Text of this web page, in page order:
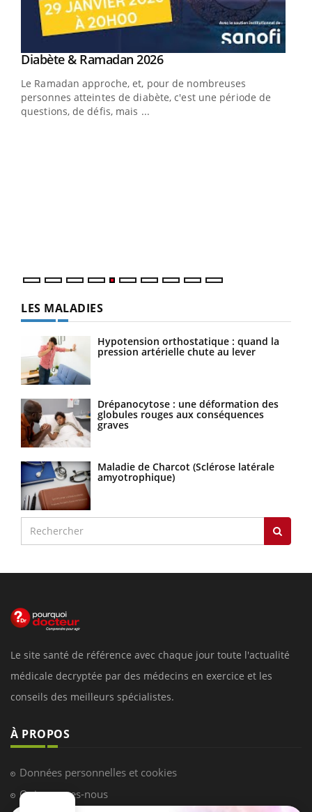
Youtube
Diabète & Ramadan 2026Youtube
Le Ramadan approche, et, pour de nombreuses
personnes atteintes de diabète, c'est une période de
questions, de défis, mais ...
LES MALADIES
Hypotension orthostatique : quand la
pression artérielle chute au lever
Drépanocytose : une déformation des
globules rouges aux conséquences
graves
Maladie de Charcot (Sclérose latérale
amyotrophique)
Le site santé de référence avec chaque jour toute l'actualité
médicale decryptée par des médecins en exercice et les
conseils des meilleurs spécialistes.
À PROPOS
Données personnelles et cookies
Qui sommes-nous